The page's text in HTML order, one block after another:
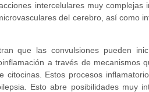
intercelulares muy complejas
del cerebro, así como
que las convulsiones pueden
a través de mecanismos
Estos procesos
Esto abre posibilidades muy